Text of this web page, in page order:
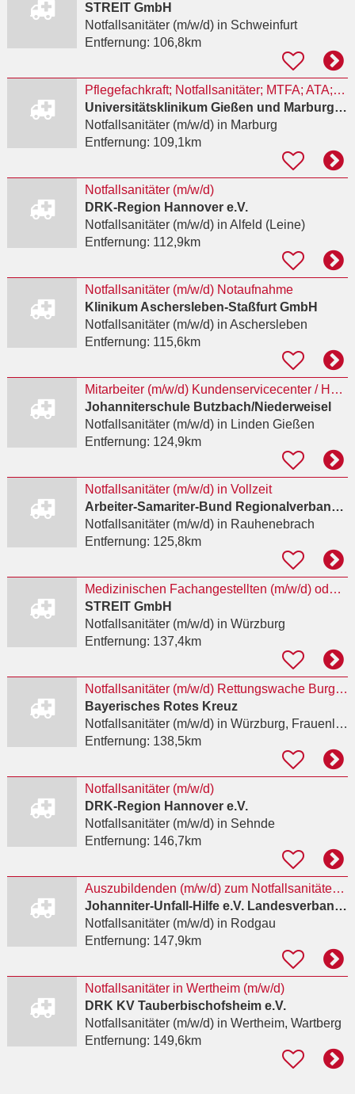
STREIT GmbH
Notfallsanitäter (m/w/d)in Schweinfurt
Entfernung: 106,8km
Pflegefachkraft; Notfallsanitäter; MTFA; ATA; OTA Marburg
Universitätsklinikum Gießen und Marburg GmbH
Notfallsanitäter (m/w/d)in Marburg
Entfernung: 109,1km
Notfallsanitäter (m/w/d)
DRK-Region Hannover e.V.
Notfallsanitäter (m/w/d)in Alfeld (Leine)
Entfernung: 112,9km
Notfallsanitäter (m/w/d) Notaufnahme
Klinikum Aschersleben-Staßfurt GmbH
Notfallsanitäter (m/w/d)in Aschersleben
Entfernung: 115,6km
Mitarbeiter (m/w/d) Kundenservicecenter / Hausnotrufzentrale – Schwerpunkt Nacht- und...
Johanniterschule Butzbach/Niederweisel
Notfallsanitäter (m/w/d)in Linden Gießen
Entfernung: 124,9km
Notfallsanitäter (m/w/d) in Vollzeit
Arbeiter-Samariter-Bund Regionalverband Würzburg-Mainfranken e.V.
Notfallsanitäter (m/w/d)in Rauhenebrach
Entfernung: 125,8km
Medizinischen Fachangestellten (m/w/d) oder Notfallsanitäter (Rettungsassistent) (m/w/d)
STREIT GmbH
Notfallsanitäter (m/w/d)in Würzburg
Entfernung: 137,4km
Notfallsanitäter (m/w/d) Rettungswache Burgsinn
Bayerisches Rotes Kreuz
Notfallsanitäter (m/w/d)in Würzburg, Frauenland
Entfernung: 138,5km
Notfallsanitäter (m/w/d)
DRK-Region Hannover e.V.
Notfallsanitäter (m/w/d)in Sehnde
Entfernung: 146,7km
Auszubildenden (m/w/d) zum Notfallsanitäter ab April 2027
Johanniter-Unfall-Hilfe e.V. Landesverband Hessen/Rheinland-Pfalz/Saar
Notfallsanitäter (m/w/d)in Rodgau
Entfernung: 147,9km
Notfallsanitäter in Wertheim (m/w/d)
DRK KV Tauberbischofsheim e.V.
Notfallsanitäter (m/w/d)in Wertheim, Wartberg
Entfernung: 149,6km